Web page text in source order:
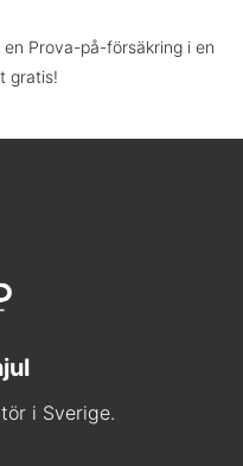
Prova-på-försäkring i en
gratis!
i Sverige.